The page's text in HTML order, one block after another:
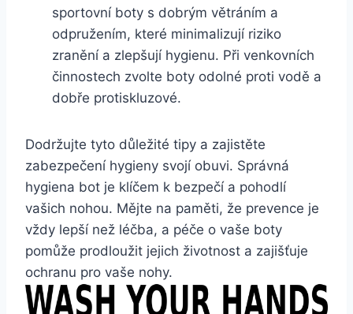
sportovní boty s dobrým větráním a
odpružením, které⁢ minimalizují riziko
zranění a zlepšují hygienu. Při ‍venkovních
činnostech zvolte ‍boty‍ odolné proti vodě a
dobře protiskluzové.
Dodržujte tyto důležité tipy a zajistěte ​
zabezpečení hygieny svojí obuvi. Správná
hygiena bot ‌je ‌klíčem​ k⁤ bezpečí a pohodlí
vašich nohou. Mějte na paměti, že⁢ prevence je
vždy lepší než⁣ léčba,⁣ a péče o vaše boty
pomůže prodloužit⁤ jejich životnost ‌a zajišťuje
ochranu pro vaše nohy.